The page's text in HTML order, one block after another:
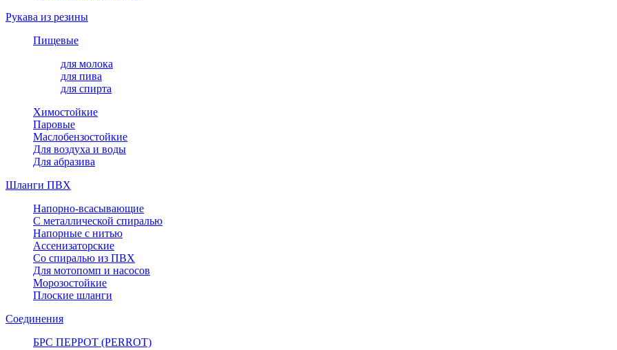
Рукава из резины
Пищевые
для молока
для пива
для спирта
Химостойкие
Паровые
Маслобензостойкие
Для воздуха и воды
Для абразива
Шланги ПВХ
Напорно-всасывающие
С металлической спиралью
Напорные с нитью
Ассенизаторские
Со спиралью из ПВХ
Для мотопомп и насосов
Морозостойкие
Плоские шланги
Соединения
БРС ПЕРРОТ (PERROT)